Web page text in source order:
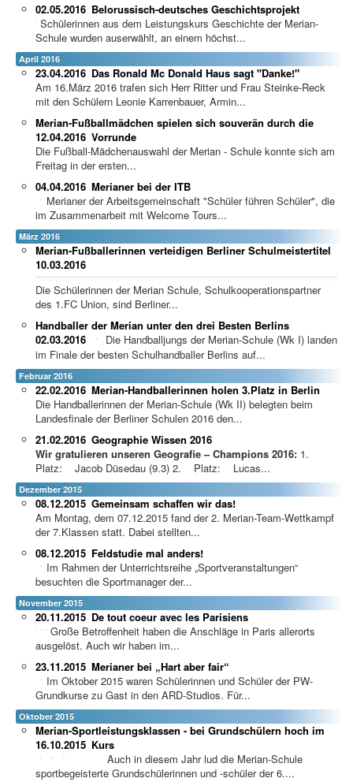
Belorussisch-deutsches Geschichtsprojekt
02.05.2016
Schülerinnen aus dem Leistungskurs Geschichte der Merian-
Schule wurden auserwählt, an einem höchst...
April 2016
Das Ronald Mc Donald Haus sagt "Danke!"
23.04.2016
Am 16.März 2016 trafen sich Herr Ritter und Frau Steinke-Reck
mit den Schülern Leonie Karrenbauer, Armin...
Merian-Fußballmädchen spielen sich souverän durch die
Vorrunde
12.04.2016
Die Fußball-Mädchenauswahl der Merian - Schule konnte sich am
Freitag in der ersten...
Merianer bei der ITB
04.04.2016
Merianer der Arbeitsgemeinschaft "Schüler führen Schüler", die
im Zusammenarbeit mit Welcome Tours...
März 2016
Merian-Fußballerinnen verteidigen Berliner Schulmeistertitel
10.03.2016
Die Schülerinnen der Merian Schule, Schulkooperationspartner
des 1.FC Union, sind Berliner...
Handballer der Merian unter den drei Besten Berlins
02.03.2016
Die Handballjungs der Merian-Schule (Wk I) landen
im Finale der besten Schulhandballer Berlins auf...
Februar 2016
Merian-Handballerinnen holen 3.Platz in Berlin
22.02.2016
Die Handballerinnen der Merian-Schule (Wk II) belegten beim
Landesfinale der Berliner Schulen 2016 den...
Geographie Wissen 2016
21.02.2016
Wir gratulieren unseren Geografie – Champions 2016: 1.
Platz: Jacob Düsedau (9.3) 2. Platz: Lucas...
Dezember 2015
Gemeinsam schaffen wir das!
08.12.2015
Am Montag, dem 07.12.2015 fand der 2. Merian-Team-Wettkampf
der 7.Klassen statt. Dabei stellten...
Feldstudie mal anders!
08.12.2015
Im Rahmen der Unterrichtsreihe „Sportveranstaltungen“
besuchten die Sportmanager der...
November 2015
De tout coeur avec les Parisiens
20.11.2015
Große Betroffenheit haben die Anschläge in Paris allerorts
ausgelöst. Auch wir haben im...
Merianer bei „Hart aber fair“
23.11.2015
Im Oktober 2015 waren Schülerinnen und Schüler der PW-
Grundkurse zu Gast in den ARD-Studios. Für...
Oktober 2015
Merian-Sportleistungsklassen - bei Grundschülern hoch im
Kurs
16.10.2015
Auch in diesem Jahr lud die Merian-Schule
sportbegeisterte Grundschülerinnen und -schüler der 6....